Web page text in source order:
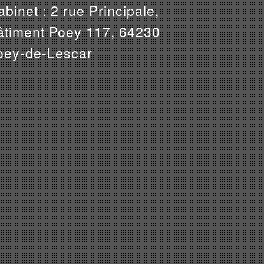
: 2 rue Principale,
Poey 117, 64230
de-Lescar